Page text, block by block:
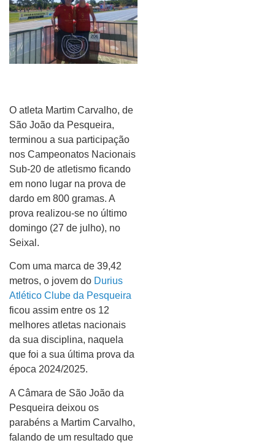
O atleta Martim Carvalho, de
São João da Pesqueira,
terminou a sua participação
nos Campeonatos Nacionais
Sub-20 de atletismo ficando
em nono lugar na prova de
dardo em 800 gramas. A
prova realizou-se no último
domingo (27 de julho), no
Seixal.
Com uma marca de 39,42
metros, o jovem do Durius
Atlético Clube da Pesqueira
ficou assim entre os 12
melhores atletas nacionais
da sua disciplina, naquela
que foi a sua última prova da
época 2024/2025.
A Câmara de São João da
Pesqueira deixou os
parabéns a Martim Carvalho,
falando de um resultado que